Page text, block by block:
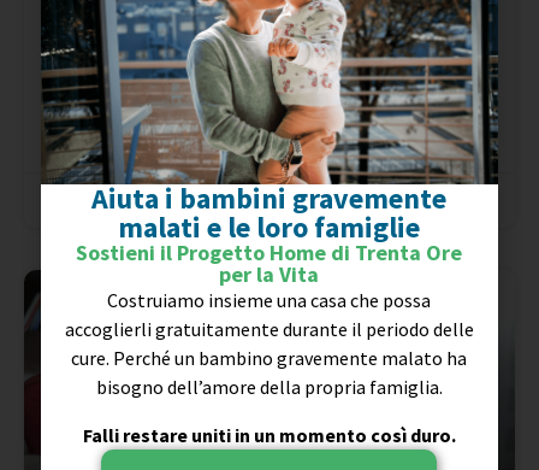
Il MIUR, 1000 euro per l’acquisto di defibrillatori per
le scuole
LEGGI »
13 Aprile 2021
Aiuta i bambini gravemente
malati e le loro famiglie
Sostieni il Progetto Home di Trenta Ore
per la Vita
Costruiamo insieme una casa che possa
accoglierli gratuitamente durante il periodo delle
cure. Perché un bambino gravemente malato ha
bisogno dell’amore della propria famiglia.
Falli restare uniti in un momento così duro.